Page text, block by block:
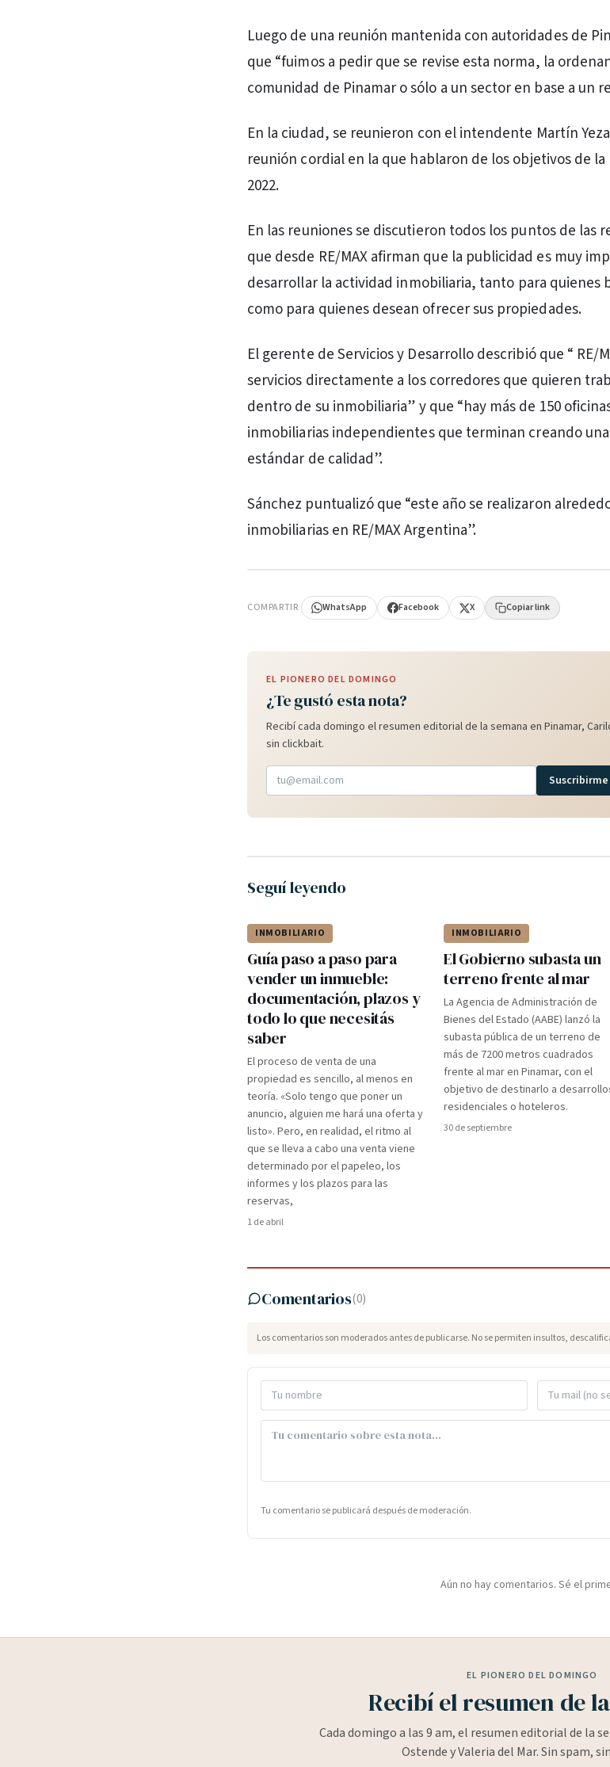
Luego de una reunión mantenida con autoridades de
que “fuimos a pedir que se revise esta norma, la
comunidad de Pinamar o sólo a un sector en base a un
En la ciudad, se reunieron con el intendente Martín
reunión cordial en la que hablaron de los objetivos de
2022.
En las reuniones se discutieron todos los puntos de las
que desde RE/MAX afirman que la publicidad es muy
desarrollar la actividad inmobiliaria, tanto para quienes
como para quienes desean ofrecer sus propiedades.
El gerente de Servicios y Desarrollo describió que “ RE/
servicios directamente a los corredores que quieren
dentro de su inmobiliaria” y que “hay más de 150
inmobiliarias independientes que terminan creando
estándar de calidad”.
Sánchez puntualizó que “este año se realizaron
inmobiliarias en RE/MAX Argentina”.
COMPARTIR WhatsApp Facebook X Copiar link
EL PIONERO DEL DOMINGO
¿Te gustó esta nota?
Recibí cada domingo el resumen editorial de la semana en Pinamar,
sin clickbait.
Suscribirme
Seguí leyendo
INMOBILIARIO
Guía paso a paso para
vender un inmueble:
documentación, plazos y
todo lo que necesitás
saber
El proceso de venta de una
propiedad es sencillo, al menos en
teoría. «Solo tengo que poner un
anuncio, alguien me hará una oferta y
listo». Pero, en realidad, el ritmo al
que se lleva a cabo una venta viene
determinado por el papeleo, los
informes y los plazos para las
reservas,
1 de abril
INMOBILIARIO
El Gobierno subasta un
terreno frente al mar
La Agencia de Administración de
Bienes del Estado (AABE) lanzó la
subasta pública de un terreno de
más de 7200 metros cuadrados
frente al mar en Pinamar, con el
objetivo de destinarlo a
residenciales o hoteleros.
30 de septiembre
Comentarios(0)
Los comentarios son moderados antes de publicarse. No se permiten insultos,
Tu comentario se publicará después de moderación.
Aún no hay comentarios. Sé el
EL PIONERO DEL DOMINGO
Recibí el resumen de
Cada domingo a las 9 am, el resumen editorial de la
Ostende y Valeria del Mar. Sin spam,